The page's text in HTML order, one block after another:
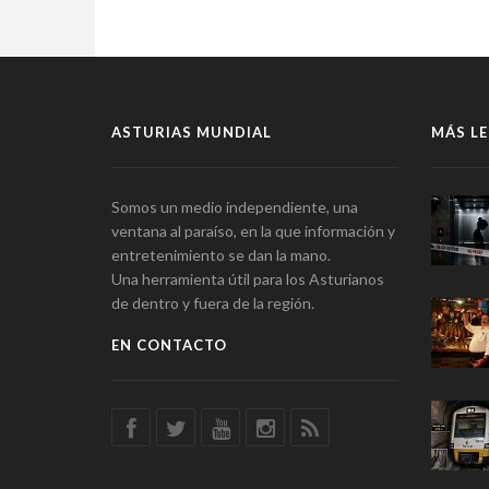
ASTURIAS MUNDIAL
Somos un medio independiente, una
ventana al paraíso, en la que información y
entretenimiento se dan la mano.
Una herramienta útil para los Asturianos
de dentro y fuera de la región.
EN CONTACTO
MÁS